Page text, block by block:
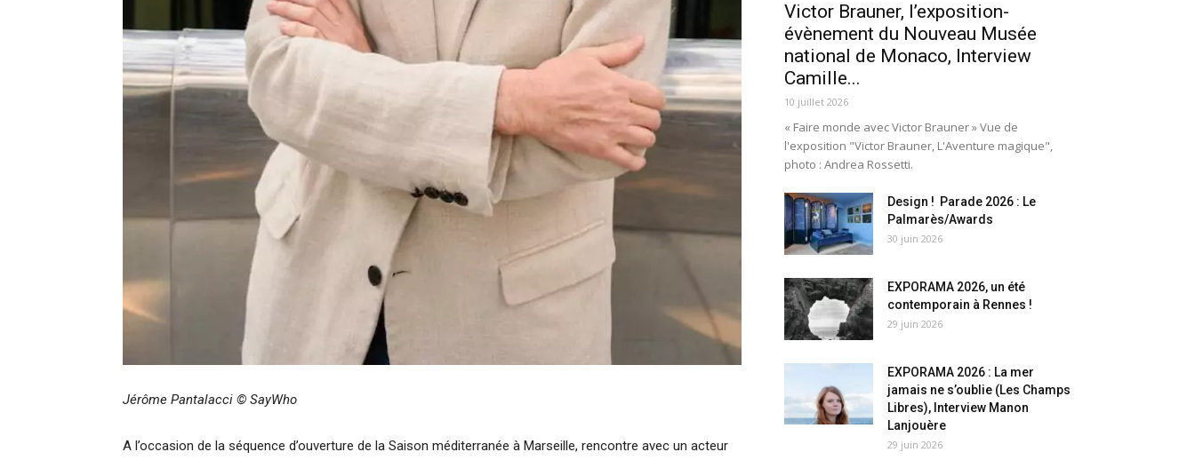
Jérôme Pantalacci © SayWho
A l’occasion de la séquence d’ouverture de la Saison méditerranée à Marseille, rencontre avec un acteur
Victor Brauner, l’exposition-
évènement du Nouveau Musée
national de Monaco, Interview
Camille...
10 juillet 2026
« Faire monde avec Victor Brauner » Vue de
l'exposition "Victor Brauner, L'Aventure magique",
photo : Andrea Rossetti.
Design ! Parade 2026 : Le
Palmarès/Awards
30 juin 2026
EXPORAMA 2026, un été
contemporain à Rennes !
29 juin 2026
EXPORAMA 2026 : La mer
jamais ne s’oublie (Les Champs
Libres), Interview Manon
Lanjouère
29 juin 2026